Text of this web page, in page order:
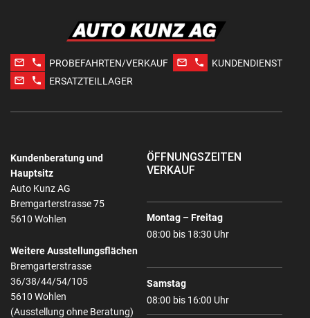
mail_outline phone PROBEFAHRTEN/VERKAUF mail_outline phone
KUNDENDIENST
mail_outline
phone ERSATZTEILLAGER
Kundenberatung und
Hauptsitz
Auto Kunz AG
Bremgarterstrasse 75
5610 Wohlen
Weitere Ausstellungsflächen
Bremgarterstrasse
36/38/44/54/105
5610 Wohlen
(Ausstellung ohne Beratung)
ÖFFNUNGSZEITEN
VERKAUF
Montag – Freitag
08:00 bis 18:30 Uhr
Samstag
08:00 bis 16:00 Uhr